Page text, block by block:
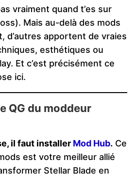
vraiment quand t’es sur
Mais au-delà des mods
d’autres apportent de vraies
esthétiques ou
Et c’est précisément ce
ici.
QG du moddeur
il faut installer Mod Hub. Ce
est votre meilleur allié
Stellar Blade en